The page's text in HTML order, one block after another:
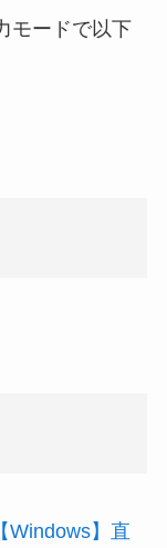
モードで以下
【Windows】直